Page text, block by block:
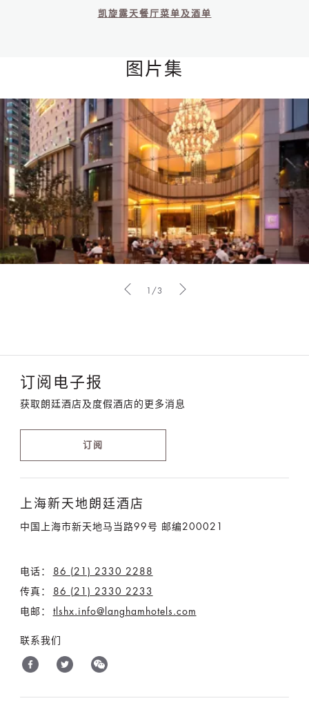
凯旋露天餐厅菜单及酒单
图片集
1/3
订阅电子报
获取朗廷酒店及度假酒店的更多消息
订阅
上海新天地朗廷酒店
中国上海市新天地马当路99号 邮编200021
电话： 86 (21) 2330 2288
传真： 86 (21) 2330 2233
电邮： tlshx.info@langhamhotels.com
联系我们